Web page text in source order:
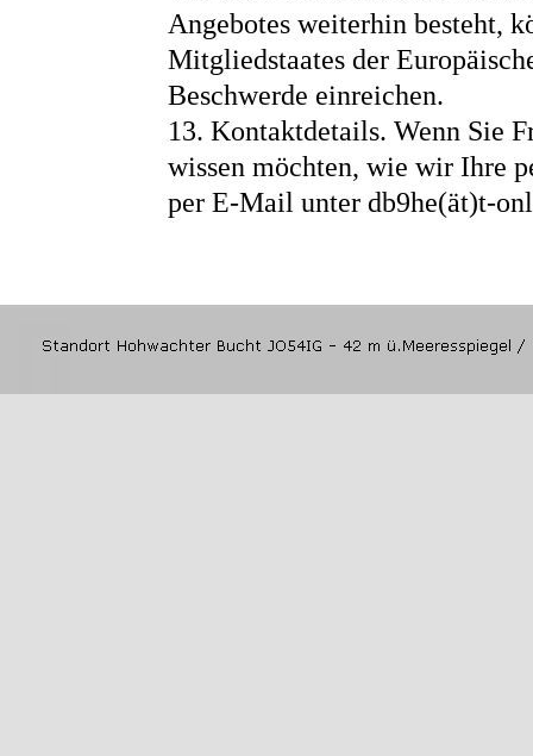
Angebotes weiterhin besteht,
Mitgliedstaates der
Beschwerde einreichen.
13. Kontaktdetails. Wenn Sie
wissen möchten, wie wir Ihre
per E-Mail unter db9he(ät)t-